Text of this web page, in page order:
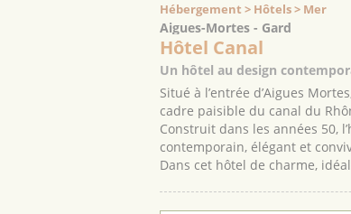
Hébergement > Hôtels > Mer
Aigues-Mortes - Gard
Hôtel Canal
Un hôtel au design
Situé à l’entrée d’Aigues
cadre paisible du canal du
Construit dans les années 50,
contemporain, élégant et
Dans cet hôtel de charme,